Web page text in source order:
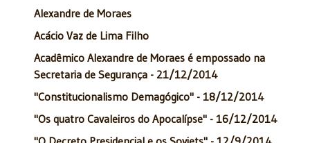
Alexandre de Moraes
Acácio Vaz de Lima Filho
Acadêmico Alexandre de Moraes é empossado na
Secretaria de Segurança - 21/12/2014
"Constitucionalismo Demagógico" - 18/12/2014
"Os quatro Cavaleiros do Apocalípse" - 16/12/2014